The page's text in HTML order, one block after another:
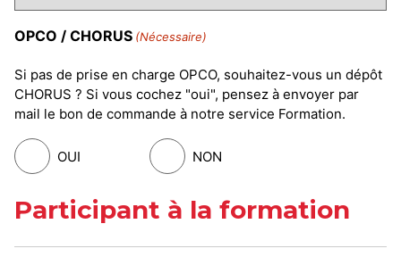
OPCO / CHORUS (Nécessaire)
Si pas de prise en charge OPCO, souhaitez-vous un dépôt
CHORUS ? Si vous cochez "oui", pensez à envoyer par
mail le bon de commande à notre service Formation.
OUI NON
Participant à la formation